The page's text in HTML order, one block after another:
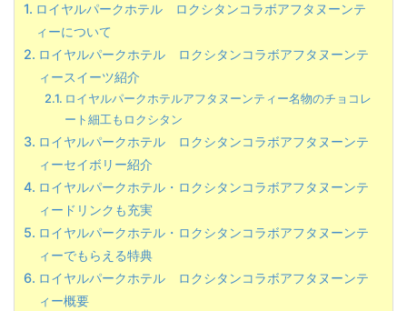
ロイヤルパークホテル ロクシタンコラボアフタヌーンテ
ィーについて
ロイヤルパークホテル ロクシタンコラボアフタヌーンテ
ィースイーツ紹介
ロイヤルパークホテルアフタヌーンティー名物のチョコレ
ート細工もロクシタン
ロイヤルパークホテル ロクシタンコラボアフタヌーンテ
ィーセイボリー紹介
ロイヤルパークホテル・ロクシタンコラボアフタヌーンテ
ィードリンクも充実
ロイヤルパークホテル・ロクシタンコラボアフタヌーンテ
ィーでもらえる特典
ロイヤルパークホテル ロクシタンコラボアフタヌーンテ
ィー概要